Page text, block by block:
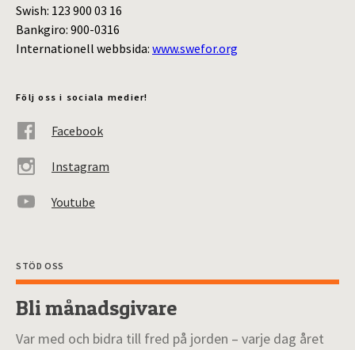
Swish: 123 900 03 16
Bankgiro: 900-0316
Internationell webbsida: www.swefor.org
Följ oss i sociala medier!
Facebook
Instagram
Youtube
STÖD OSS
Bli månadsgivare
Var med och bidra till fred på jorden – varje dag året